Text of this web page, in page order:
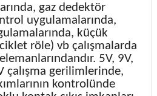
gaz dedektör
uygulamalarında,
küçük
röle) vb çalışmalarda
5V, 9V,
çalışma gerilimlerinde,
kontrolünde